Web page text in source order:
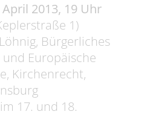
2013, 19 Uhr
1)
Bürgerliches
und Europäische
Kirchenrecht,
17. und 18.